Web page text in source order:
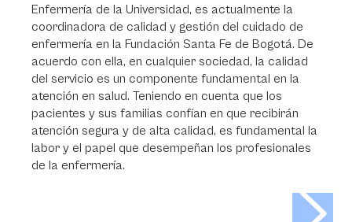
Enfermería de la Universidad, es actualmente la
coordinadora de calidad y gestión del cuidado de
enfermería en la Fundación Santa Fe de Bogotá. De
acuerdo con ella, en cualquier sociedad, la calidad
del servicio es un componente fundamental en la
atención en salud. Teniendo en cuenta que los
pacientes y sus familias confían en que recibirán
atención segura y de alta calidad, es fundamental la
labor y el papel que desempeñan los profesionales
de la enfermería.